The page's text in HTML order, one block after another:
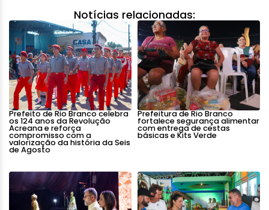
Notícias relacionadas:
Prefeito de Rio Branco celebra
os 124 anos da Revolução
Acreana e reforça
compromisso com a
valorização da história da Seis
de Agosto
Prefeitura de Rio Branco
fortalece segurança alimentar
com entrega de cestas
básicas e Kits Verde